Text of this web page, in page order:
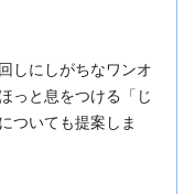
しにしがちなワンオ
っと息をつける「じ
ついても提案しま